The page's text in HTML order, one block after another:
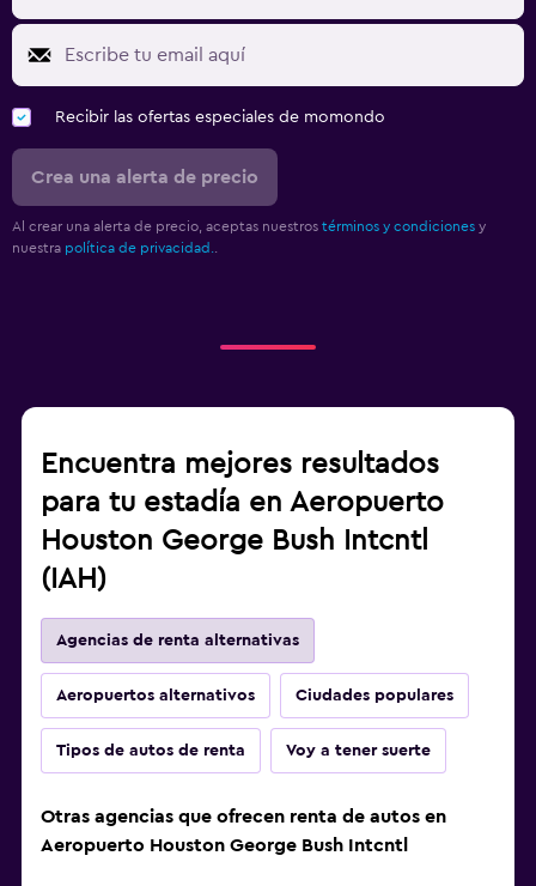
Recibir las ofertas especiales de momondo
Crea una alerta de precio
Al crear una alerta de precio, aceptas nuestros términos y condiciones y
nuestra política de privacidad..
Encuentra mejores resultados
para tu estadía en Aeropuerto
Houston George Bush Intcntl
(IAH)
Agencias de renta alternativas
Aeropuertos alternativos Ciudades populares
Tipos de autos de renta Voy a tener suerte
Otras agencias que ofrecen renta de autos en
Aeropuerto Houston George Bush Intcntl